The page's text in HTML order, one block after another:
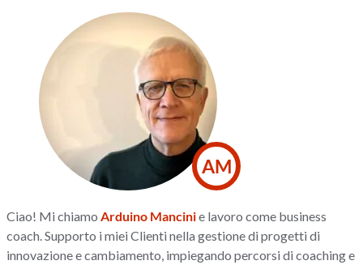
AM
Ciao! Mi chiamo Arduino Mancinie lavoro come business
coach. Supporto i miei Clienti nella gestione di progetti di
innovazione e cambiamento, impiegando percorsi di coaching e